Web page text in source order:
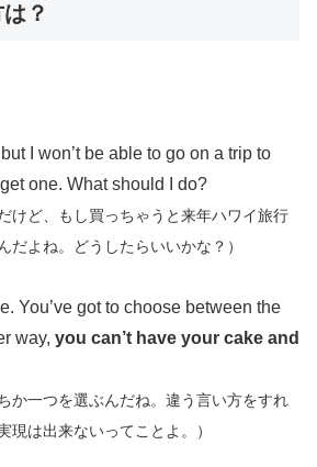
？
I won’t be able to go on a trip to
one. What should I do?
けど、もし買っちゃうと来年ハワイ旅行
だよね。どうしたらいいかな？）
You’ve got to choose between the
way, you can’t have your cake and
か一つを選ぶんだね。 違う言い方をすれ
現は出来ないってことよ。）